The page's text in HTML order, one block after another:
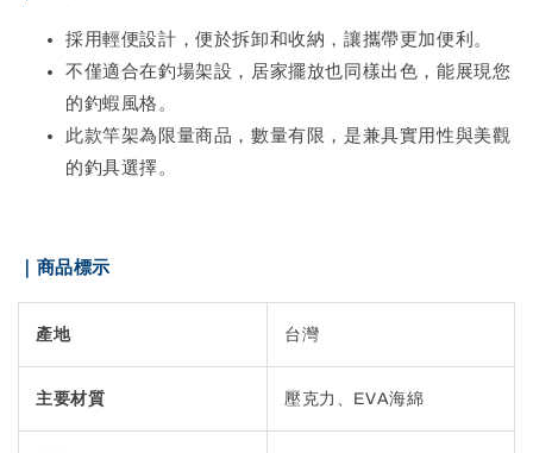
採用輕便設計，便於拆卸和收納，讓攜帶更加便利。
不僅適合在釣場架設，居家擺放也同樣出色，能展現您
的釣蝦風格。
此款竿架為限量商品，數量有限，是兼具實用性與美觀
的釣具選擇。
｜商品標示
產地 台灣
主要材質 壓克力、EVA海綿